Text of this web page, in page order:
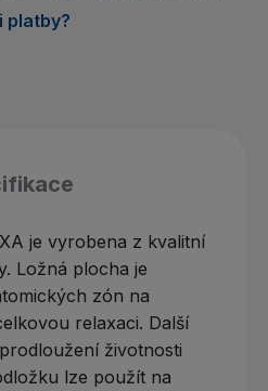
platby?
je vyrobena z kvalitní
Ložná plocha je
zón na
relaxaci. Další
životnosti
lze použít na